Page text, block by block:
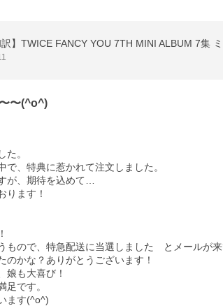
訳】TWICE FANCY YOU 7TH MINI ALBUM 7集
〜(^o^)
た。
で、特典に惹かれて注文しました。
が、期待を込めて…
ります！
もので、特急配送に当選しました　とメールが
のかな？ありがとうございます！
娘も大喜び！
足です。
ます(^o^)